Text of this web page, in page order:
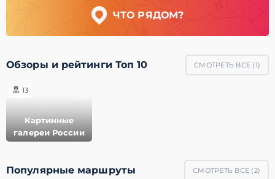
ЧТО РЯДОМ?
Обзоры и рейтинги Топ 10 СМОТРЕТЬ ВСЕ (1)
13
Картинные
галереи России
Популярные маршруты СМОТРЕТЬ ВСЕ (2)